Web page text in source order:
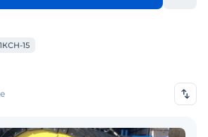
15